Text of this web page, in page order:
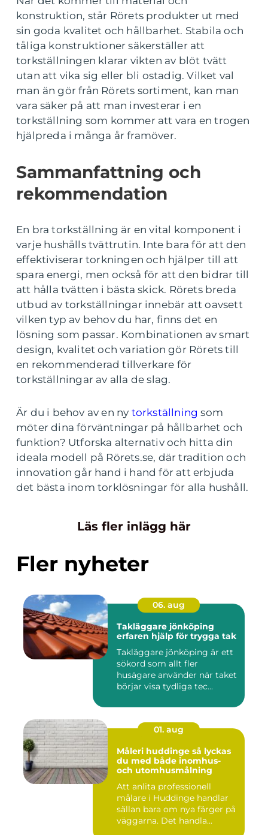
konstruktion, står Rörets produkter ut med
sin goda kvalitet och hållbarhet. Stabila och
tåliga konstruktioner säkerställer att
torkställningen klarar vikten av blöt tvätt
utan att vika sig eller bli ostadig. Vilket val
man än gör från Rörets sortiment, kan man
vara säker på att man investerar i en
torkställning som kommer att vara en trogen
hjälpreda i många år framöver.
Sammanfattning och
rekommendation
En bra torkställning är en vital komponent i
varje hushålls tvättrutin. Inte bara för att den
effektiviserar torkningen och hjälper till att
spara energi, men också för att den bidrar till
att hålla tvätten i bästa skick. Rörets breda
utbud av torkställningar innebär att oavsett
vilken typ av behov du har, finns det en
lösning som passar. Kombinationen av smart
design, kvalitet och variation gör Rörets till
en rekommenderad tillverkare för
torkställningar av alla de slag.
Är du i behov av en ny torkställning som
möter dina förväntningar på hållbarhet och
funktion? Utforska alternativ och hitta din
ideala modell på Rörets.se, där tradition och
innovation går hand i hand för att erbjuda
det bästa inom torklösningar för alla hushåll.
Läs fler inlägg här
Fler nyheter
06. aug
Takläggare jönköping
erfaren hjälp för trygga tak
Takläggare jönköping är ett
sökord som allt fler
husägare använder när taket
börjar visa tydliga tec...
01. aug
Måleri huddinge så lyckas
du med både inomhus-
och utomhusmålning
Att anlita professionell
målare i Huddinge handlar
sällan bara om nya färger på
väggarna. Det handla...